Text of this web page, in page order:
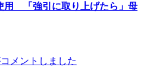
用 「強引に取り上げたら」母
メントしました